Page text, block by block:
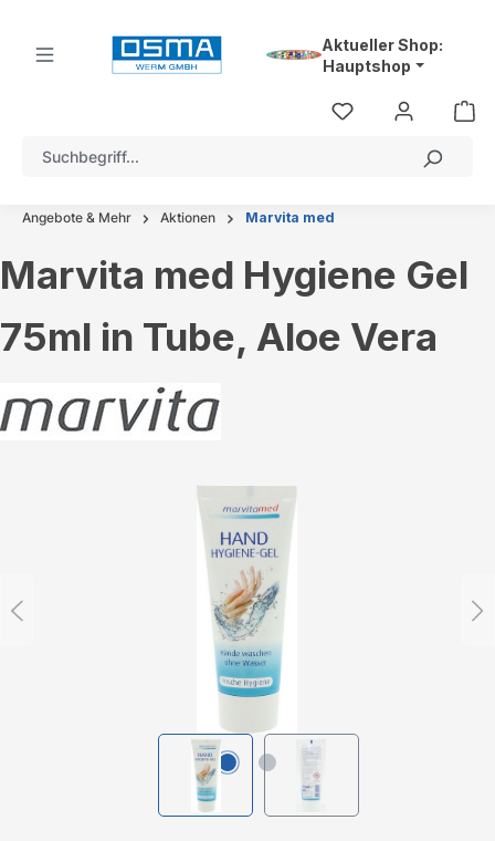
Aktueller Shop:
Hauptshop
Angebote & Mehr Aktionen Marvita med
Marvita med Hygiene Gel
75ml in Tube, Aloe Vera